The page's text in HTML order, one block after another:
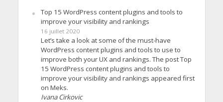
Top 15 WordPress content plugins and tools to
improve your visibility and rankings
16 juillet 2020
Let’s take a look at some of the must-have
WordPress content plugins and tools to use to
improve both your UX and rankings. The post Top
15 WordPress content plugins and tools to
improve your visibility and rankings appeared first
on Meks.
Ivana Cirkovic